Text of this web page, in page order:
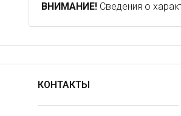
ВНИМАНИЕ! Сведения о
КОНТАКТЫ